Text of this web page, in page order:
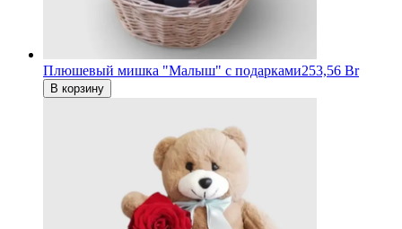
Плюшевый мишка "Малыш" с подарками253,56 Br
В корзину